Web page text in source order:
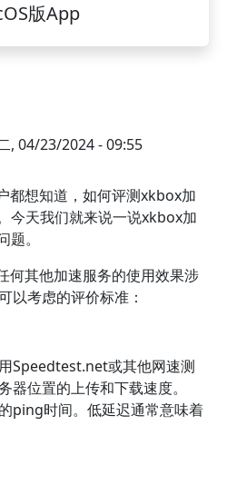
版App
, 04/23/2024 - 09:55
都想知道，如何评测xkbox加
今天我们就来说一说xkbox加
。
何其他加速服务的使用效果涉
以考虑的评价标准：
用Speedtest.net或其他网速测
器位置的上传和下载速度。
ping时间。低延迟通常意味着